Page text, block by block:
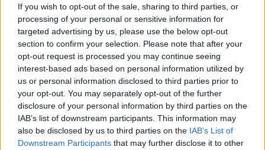
If you wish to opt-out of the sale, sharing to third parties, or
processing of your personal or sensitive information for
targeted advertising by us, please use the below opt-out
section to confirm your selection. Please note that after your
opt-out request is processed you may continue seeing
interest-based ads based on personal information utilized by
us or personal information disclosed to third parties prior to
your opt-out. You may separately opt-out of the further
disclosure of your personal information by third parties on the
IAB’s list of downstream participants. This information may
also be disclosed by us to third parties on the IAB’s List of
Downstream Participants that may further disclose it to other